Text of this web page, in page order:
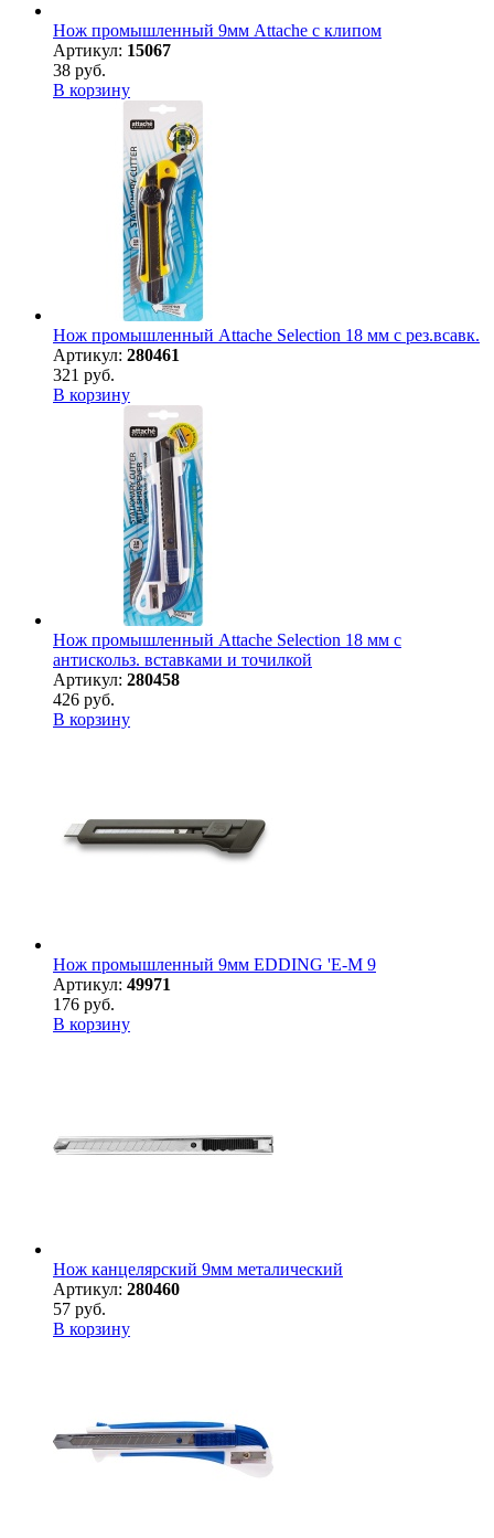
Нож промышленный 9мм Attache с клипом
Артикул: 15067
38 руб.
В корзину
Нож промышленный Attache Selection 18 мм с рез.всавк.
Артикул: 280461
321 руб.
В корзину
Нож промышленный Attache Selection 18 мм с
антискольз. вставками и точилкой
Артикул: 280458
426 руб.
В корзину
Нож промышленный 9мм EDDING 'E-M 9
Артикул: 49971
176 руб.
В корзину
Нож канцелярский 9мм металический
Артикул: 280460
57 руб.
В корзину